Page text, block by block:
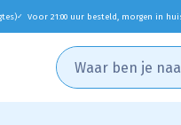
✓ Voor 21:00 uur besteld, morgen in